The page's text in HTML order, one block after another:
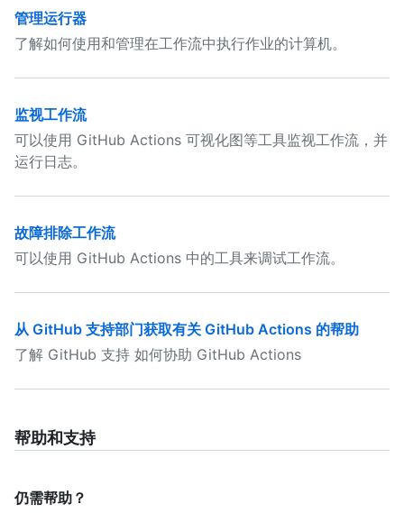
管理运行器
了解如何使用和管理在工作流中执行作业的计算机。
监视工作流
可以使用 GitHub Actions 可视化图等工具监视工作流，并
运行日志。
故障排除工作流
可以使用 GitHub Actions 中的工具来调试工作流。
从 GitHub 支持部门获取有关 GitHub Actions 的帮助
了解 GitHub 支持 如何协助 GitHub Actions
帮助和支持
仍需帮助？